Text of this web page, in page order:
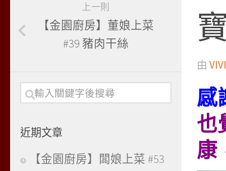
由
感
也
康
上一則
【金園廚房】董娘上菜
#39 豬肉干絲
近期文章
【金園廚房】闆娘上菜 #53